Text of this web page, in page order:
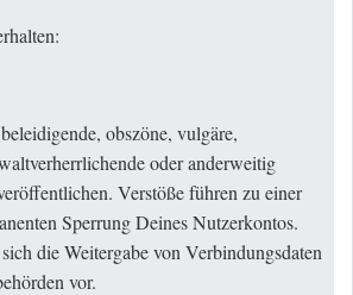
obszöne, vulgäre,
oder anderweitig
Verstöße führen zu einer
Sperrung Deines Nutzerkontos.
die Weitergabe von Verbindungsdaten
vor.